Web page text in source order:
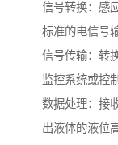
信号转换：感
标准的电信号
信号传输：转
监控系统或控
数据处理：接
出液体的液位